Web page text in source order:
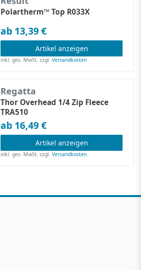
Polartherm™ Top R033X
ab 13,39 €
Artikel anzeigen
inkl. ges. MwSt. zzgl.Versandkosten
Regatta
Thor Overhead 1/4 Zip Fleece
TRA510
ab 16,49 €
Artikel anzeigen
inkl. ges. MwSt. zzgl.Versandkosten